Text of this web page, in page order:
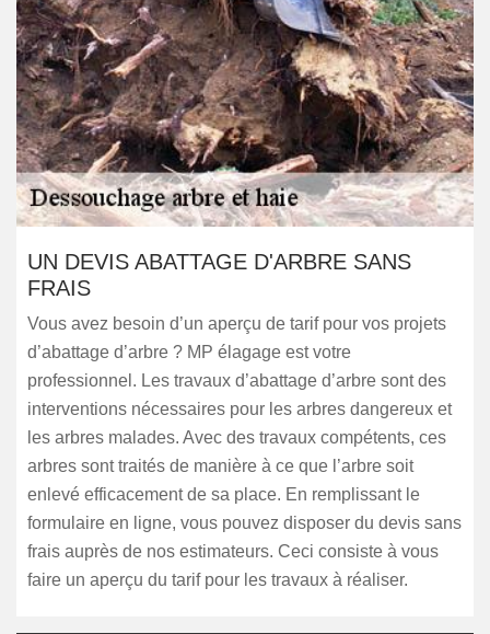
UN DEVIS ABATTAGE D'ARBRE SANS
FRAIS
Vous avez besoin d’un aperçu de tarif pour vos projets
d’abattage d’arbre ? MP élagage est votre
professionnel. Les travaux d’abattage d’arbre sont des
interventions nécessaires pour les arbres dangereux et
les arbres malades. Avec des travaux compétents, ces
arbres sont traités de manière à ce que l’arbre soit
enlevé efficacement de sa place. En remplissant le
formulaire en ligne, vous pouvez disposer du devis sans
frais auprès de nos estimateurs. Ceci consiste à vous
faire un aperçu du tarif pour les travaux à réaliser.